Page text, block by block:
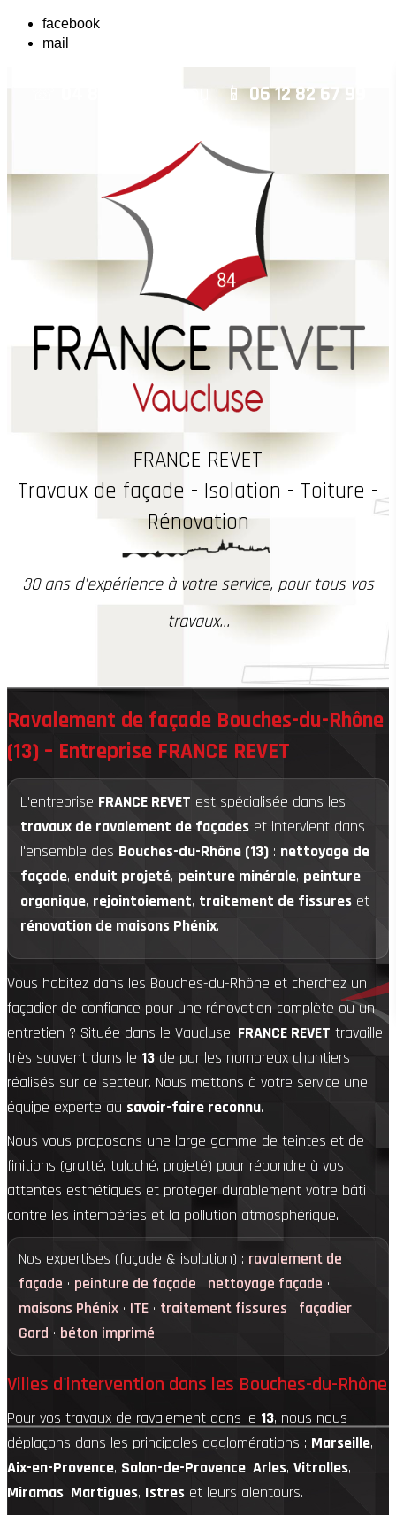
facebook
mail
ou : 📱06 12 82 67 99
FRANCE REVET
Travaux de façade - Isolation - Toiture -
Rénovation
30 ans d'expérience à votre service, pour tous vos
travaux...
Ravalement de façade Bouches-du-Rhône
(13) – Entreprise FRANCE REVET
L'entreprise FRANCE REVET est spécialisée dans les
travaux de ravalement de façades et intervient dans
l'ensemble des Bouches-du-Rhône (13) : nettoyage de
façade, enduit projeté, peinture minérale, peinture
organique, rejointoiement, traitement de fissures et
rénovation de maisons Phénix.
Vous habitez dans les Bouches-du-Rhône et cherchez un
façadier de confiance pour une rénovation complète ou un
entretien ? Située dans le Vaucluse, FRANCE REVET travaille
très souvent dans le 13 de par les nombreux chantiers
réalisés sur ce secteur. Nous mettons à votre service une
équipe experte au savoir-faire reconnu.
Nous vous proposons une large gamme de teintes et de
finitions (gratté, taloché, projeté) pour répondre à vos
attentes esthétiques et protéger durablement votre bâti
contre les intempéries et la pollution atmosphérique.
Nos expertises (façade & isolation) : ravalement de
façade · peinture de façade · nettoyage façade ·
maisons Phénix · ITE · traitement fissures · façadier
Gard · béton imprimé
Villes d'intervention dans les Bouches-du-Rhône
Pour vos travaux de ravalement dans le 13, nous nous
déplaçons dans les principales agglomérations : Marseille,
Aix-en-Provence, Salon-de-Provence, Arles, Vitrolles,
Miramas, Martigues, Istres et leurs alentours.